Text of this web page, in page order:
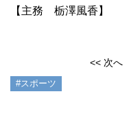
【主務 栃澤風香】
<< 次へ
#スポーツ